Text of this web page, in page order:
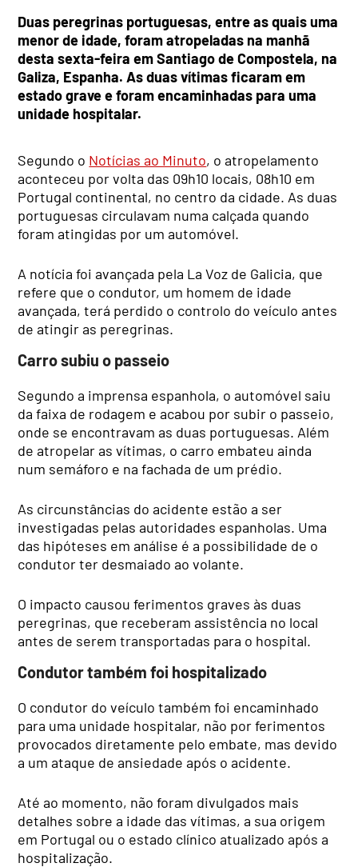
Duas peregrinas portuguesas, entre as quais uma
menor de idade, foram atropeladas na manhã
desta sexta-feira em Santiago de Compostela, na
Galiza, Espanha. As duas vítimas ficaram em
estado grave e foram encaminhadas para uma
unidade hospitalar.
Segundo o Notícias ao Minuto, o atropelamento
aconteceu por volta das 09h10 locais, 08h10 em
Portugal continental, no centro da cidade. As duas
portuguesas circulavam numa calçada quando
foram atingidas por um automóvel.
A notícia foi avançada pela La Voz de Galicia, que
refere que o condutor, um homem de idade
avançada, terá perdido o controlo do veículo antes
de atingir as peregrinas.
Carro subiu o passeio
Segundo a imprensa espanhola, o automóvel saiu
da faixa de rodagem e acabou por subir o passeio,
onde se encontravam as duas portuguesas. Além
de atropelar as vítimas, o carro embateu ainda
num semáforo e na fachada de um prédio.
As circunstâncias do acidente estão a ser
investigadas pelas autoridades espanholas. Uma
das hipóteses em análise é a possibilidade de o
condutor ter desmaiado ao volante.
O impacto causou ferimentos graves às duas
peregrinas, que receberam assistência no local
antes de serem transportadas para o hospital.
Condutor também foi hospitalizado
O condutor do veículo também foi encaminhado
para uma unidade hospitalar, não por ferimentos
provocados diretamente pelo embate, mas devido
a um ataque de ansiedade após o acidente.
Até ao momento, não foram divulgados mais
detalhes sobre a idade das vítimas, a sua origem
em Portugal ou o estado clínico atualizado após a
hospitalização.